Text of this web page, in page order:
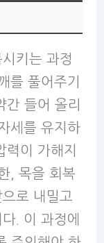
키는 과정
를 풀어주기
간 들어 올리
세를 유지하
력이 가해지
, 목을 회복
로 내밀고
. 이 과정에